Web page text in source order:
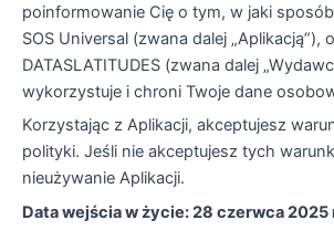
poinformowanie Cię o tym, w jaki
SOS Universal (zwana dalej „Aplikacją”),
DATASLATITUDES (zwana dalej
wykorzystuje i chroni Twoje dane
Korzystając z Aplikacji, akceptujesz
polityki. Jeśli nie akceptujesz tych
nieużywanie Aplikacji.
Data wejścia w życie: 28 czerwca 2025